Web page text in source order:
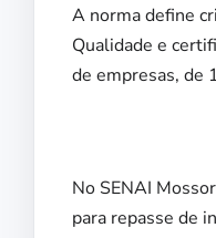
A norma define
Qualidade e
de empresas, de
No SENAI
para repasse de